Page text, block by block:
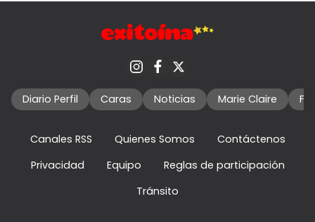
Diario Perfil Caras Noticias Marie Claire
Canales RSS Quienes Somos
Contáctenos
Privacidad
Equipo
Reglas de participación
Tránsito